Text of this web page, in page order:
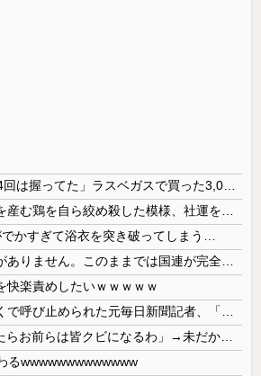
かすぎて浴衣を突き破ってしまう…
快楽責めしたいｗｗｗｗｗ
るwwwwwwwwwwwww